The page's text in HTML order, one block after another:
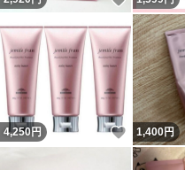
4,250円 いいね！
1,400円